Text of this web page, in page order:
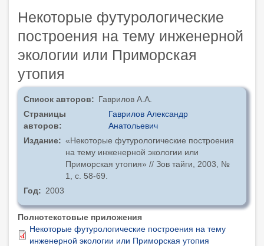
Некоторые футурологические
построения на тему инженерной
экологии или Приморская
утопия
Список авторов
Гаврилов А.А.
Страницы
авторов
Гаврилов Александр
Анатольевич
Издание
«Некоторые футурологические построения
на тему инженерной экологии или
Приморская утопия» // Зов тайги, 2003, №
1, с. 58-69.
Год
2003
Полнотекстовые приложения
Некоторые футурологические построения на тему
инженерной экологии или Приморская утопия